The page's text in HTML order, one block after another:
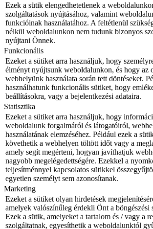
Ezek a sütik elengedhetetlenek a
szolgáltatások nyújtásához, valamint
funkcióinak használatához. A feltétlenül
nélkül weboldalunkon nem tudunk bizonyos
nyújtani Önnek.
Funkcionális
Ezeket a sütiket arra használjuk, hogy
élményt nyújtsunk weboldalunkon, és hogy az
webhelyünk használata során tett döntéseket.
használhatunk funkcionális sütiket, hogy
beállításokra, vagy a bejelentkezési adataira.
Statisztika
Ezeket a sütiket arra használjuk, hogy
weboldalunk forgalmáról és látogatóiról,
használatának elemzéséhez. Például ezek a
követhetik a webhelyen töltött időt vagy a
amely segít megérteni, hogyan javíthatjuk
nagyobb megelégedettségére. Ezekkel a
teljesítménnyel kapcsolatos sütikkel
egyetlen személyt sem azonosítanak.
Marketing
Ezeket a sütiket olyan hirdetések
amelyek valószínűleg érdekli Önt a böngészési
Ezek a sütik, amelyeket a tartalom és / vagy a
szolgáltatnak, egyesíthetik a weboldalunktól